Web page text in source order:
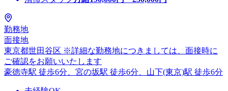
勤務地
面接地
東京都世田谷区 ※詳細な勤務地につきましては、面接時に
ご確認をお願いいたします
豪徳寺駅 徒歩6分、宮の坂駅 徒歩6分、山下(東京)駅 徒歩6分